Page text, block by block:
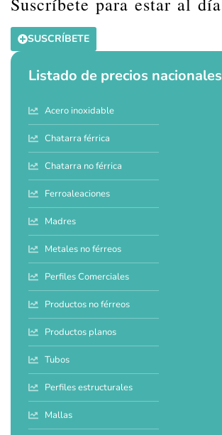
SUSCRÍBETE
Listado de precios nacionales
Acero inoxidable
Chatarra férrica
Chatarra no férrica
Ferroaleaciones
Madres
Metales no férreos
Perfiles Comerciales
Productos no férreos
Productos planos
Tubos
Perfiles estructurales
Mallas